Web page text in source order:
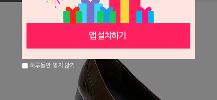
하루동안 열지 않기